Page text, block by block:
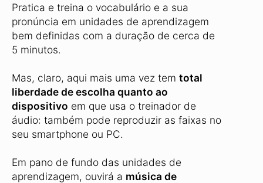
Pratica e treina o vocabulário e a sua
pronúncia em unidades de aprendizagem
bem definidas com a duração de cerca de
5 minutos.
Mas, claro, aqui mais uma vez tem total
liberdade de escolha quanto ao
dispositivo em que usa o treinador de
áudio: também pode reproduzir as faixas no
seu smartphone ou PC.
Em pano de fundo das unidades de
aprendizagem, ouvirá a música de